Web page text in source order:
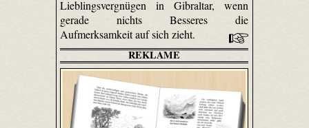
Lieblingsvergnügen in Gibraltar, wenn
gerade nichts Besseres die
Aufmerksamkeit auf sich zieht.
REKLAME